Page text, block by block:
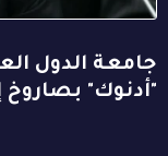
جامعة الدول
"أدنوك" بصاروخ